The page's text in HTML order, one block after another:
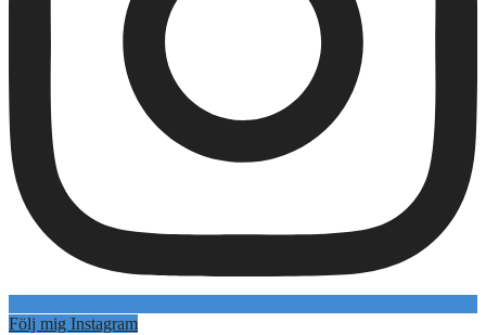
Följ mig Instagram